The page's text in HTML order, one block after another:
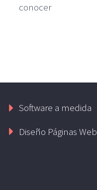
conocer
Software a medida
Diseño Páginas Web